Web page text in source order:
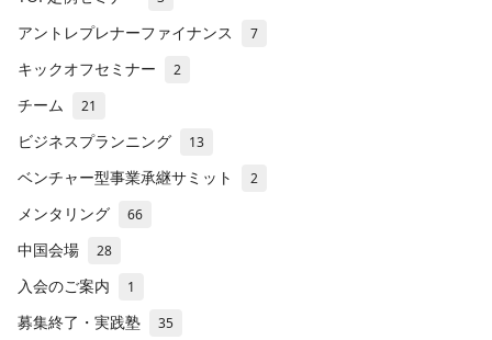
アントレプレナーファイナンス 7
キックオフセミナー 2
チーム 21
ビジネスプランニング 13
ベンチャー型事業承継サミット 2
メンタリング 66
中国会場 28
入会のご案内 1
募集終了・実践塾 35